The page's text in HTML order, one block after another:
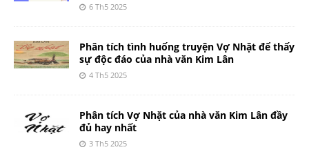
6 Th5 2025
Phân tích tình huống truyện Vợ Nhặt để thấy
sự độc đáo của nhà văn Kim Lân
4 Th5 2025
Phân tích Vợ Nhặt của nhà văn Kim Lân đầy
đủ hay nhất
3 Th5 2025